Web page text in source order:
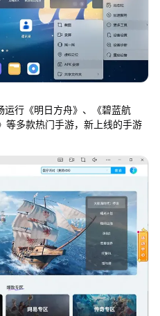
行《明日方舟》、《碧蓝航
等多款热门手游，新上线的手游